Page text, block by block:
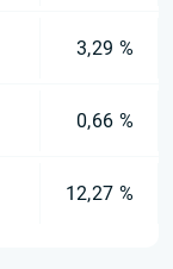
3,29 %
0,66 %
12,27 %